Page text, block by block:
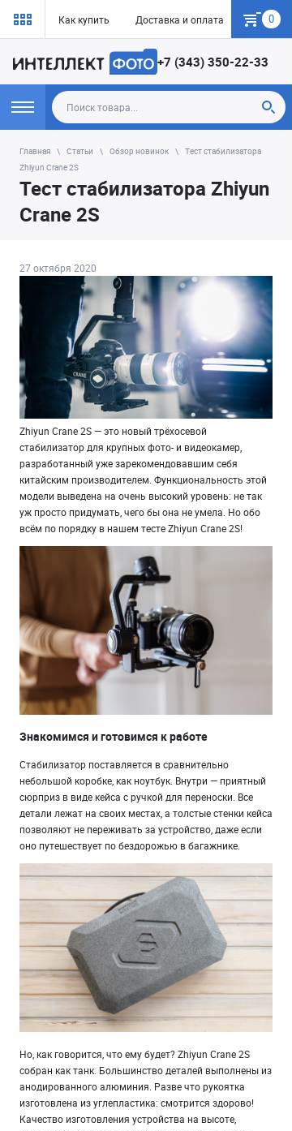
Как купить Доставка и оплата Гарантия
0
+7 (343) 350-22-33
Главная Статьи Обзор новинок
Тест стабилизатора
Zhiyun Crane 2S
Тест стабилизатора Zhiyun
Crane 2S
27 октября 2020
Zhiyun Crane 2S — это новый трёхосевой
стабилизатор для крупных фото- и видеокамер,
разработанный уже зарекомендовавшим себя
китайским производителем. Функциональность этой
модели выведена на очень высокий уровень: не так
уж просто придумать, чего бы она не умела. Но обо
всём по порядку в нашем тесте Zhiyun Crane 2S!
Знакомимся и готовимся к работе
Стабилизатор поставляется в сравнительно
небольшой коробке, как ноутбук. Внутри — приятный
сюрприз в виде кейса с ручкой для переноски. Все
детали лежат на своих местах, а толстые стенки кейса
позволяют не переживать за устройство, даже если
оно путешествует по бездорожью в багажнике.
Но, как говорится, что ему будет? Zhiyun Crane 2S
собран как танк. Большинство деталей выполнены из
анодированного алюминия. Разве что рукоятка
изготовлена из углепластика: смотрится здорово!
Качество изготовления устройства на высоте,